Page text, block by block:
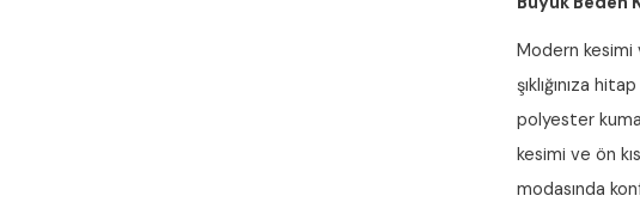
Modern kesimi
şıklığınıza
polyester
kesimi ve ön
modasında